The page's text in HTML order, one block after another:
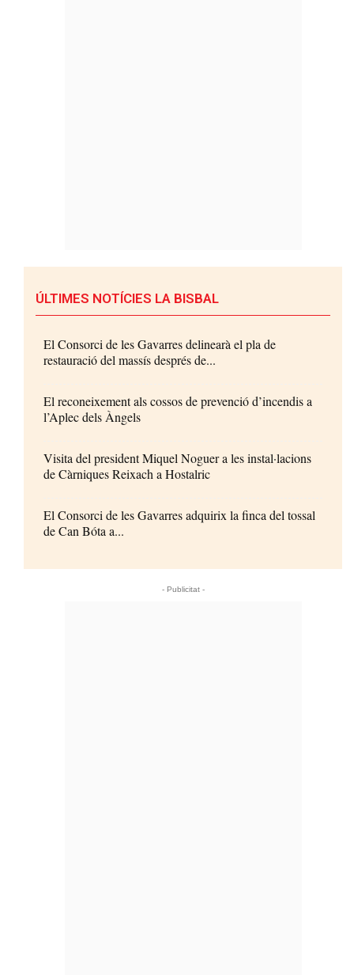
ÚLTIMES NOTÍCIES LA BISBAL
El Consorci de les Gavarres delinearà el pla de
restauració del massís després de...
El reconeixement als cossos de prevenció d’incendis a
l’Aplec dels Àngels
Visita del president Miquel Noguer a les instal·lacions
de Càrniques Reixach a Hostalric
El Consorci de les Gavarres adquirix la finca del tossal
de Can Bóta a...
- Publicitat -